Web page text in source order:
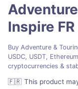
Inspire FR
Buy Adventure &
USDC, USDT,
cryptocurrencies &
🇫🇷 This product